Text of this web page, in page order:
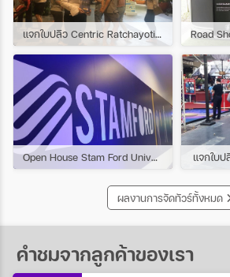
แจกใบปลิว Centric Ratchayotin @ Central East Ville
Open House Stam Ford University แจกใบ
ผลงานการจัดทัวร์ทั้งหมด
คำชมจากลูกค้าของเรา